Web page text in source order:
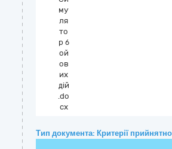
му
ля
то
р б
ой
ов
их
дій
.do
cx
Тип документа: Критерії